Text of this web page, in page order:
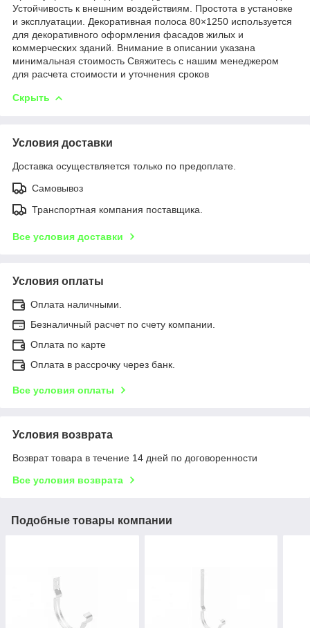
Устойчивость к внешним воздействиям. Простота в установке
и эксплуатации. Декоративная полоса 80×1250 используется
для декоративного оформления фасадов жилых и
коммерческих зданий. Внимание в описании указана
минимальная стоимость Свяжитесь с нашим менеджером
для расчета стоимости и уточнения сроков
Скрыть
Условия доставки
Доставка осуществляется только по предоплате.
Самовывоз
Транспортная компания поставщика.
Все условия доставки
Условия оплаты
Оплата наличными.
Безналичный расчет по счету компании.
Оплата по карте
Оплата в рассрочку через банк.
Все условия оплаты
Условия возврата
Возврат товара в течение 14 дней по договоренности
Все условия возврата
Подобные товары компании